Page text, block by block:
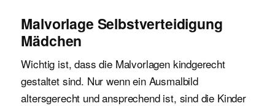
Malvorlage Selbstverteidigung
Mädchen
Wichtig ist, dass die Malvorlagen kindgerecht
gestaltet sind. Nur wenn ein Ausmalbild
altersgerecht und ansprechend ist, sind die Kinder